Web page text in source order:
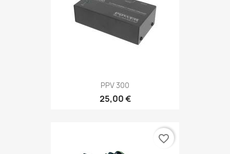
PPV 300
25,00 €
favorite_border